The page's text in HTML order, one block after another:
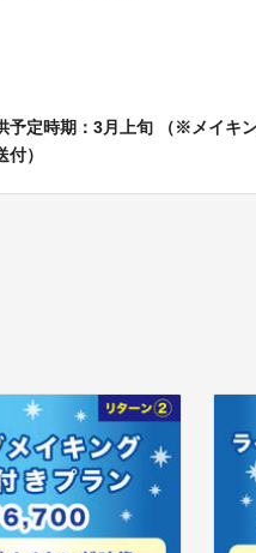
予定時期： 3月上旬 （※メイキ
付）